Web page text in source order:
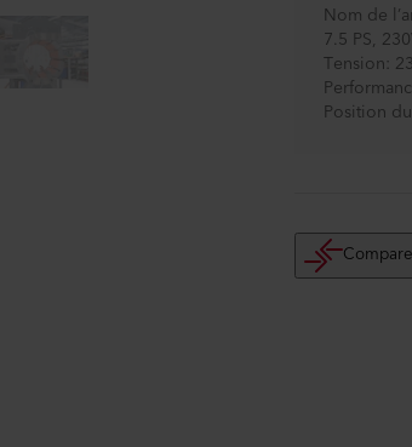
Nom de
7.5 PS,
Tension
Position